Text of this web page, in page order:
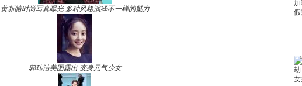
黄新皓时尚写真曝光 多种风格演绎不一样的魅力
郭玮洁美图露出 变身元气少女